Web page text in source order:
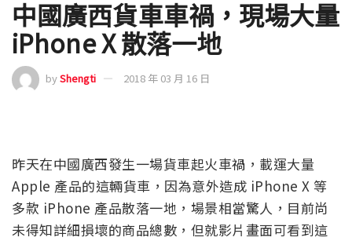
中國廣西貨車車禍，現場大量
iPhone X 散落一地
byShengti 2018 年 03 月 16 日
昨天在中國廣西發生一場貨車起火車禍，載運大量
Apple 產品的這輛貨車，因為意外造成 iPhone X 等
多款 iPhone 產品散落一地，場景相當驚人，目前尚
未得知詳細損壞的商品總數，但就影片畫面可看到這